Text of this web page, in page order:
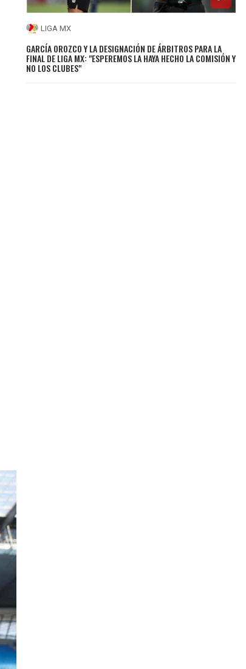
LIGA MX
GARCÍA OROZCO Y LA DESIGNACIÓN DE ÁRBITROS PARA LA
FINAL DE LIGA MX: "ESPEREMOS LA HAYA HECHO LA COMISIÓN Y
NO LOS CLUBES"